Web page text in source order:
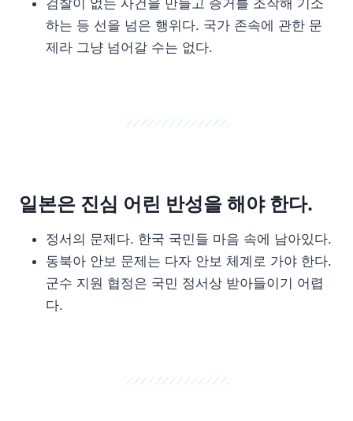
검찰이 없는 사건을 만들고 증거를 조작해 기소
하는 등 선을 넘은 행위다. 국가 존속에 관한 문
제라 그냥 넘어갈 수는 없다.
일본은 진심 어린 반성을 해야 한다.
정서의 문제다. 한국 국민들 마음 속에 남아있다.
동북아 안보 문제는 다자 안보 체계로 가야 한다.
군수 지원 협정은 국민 정서상 받아들이기 어렵
다.